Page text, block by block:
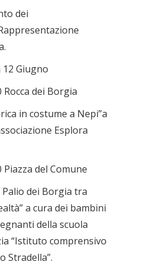
dei
12 Giugno
Rocca dei Borgia
in costume a Nepi”a
Esplora
Piazza del Comune
dei Borgia tra
a cura dei bambini
della scuola
“Istituto comprensivo
Stradella”.